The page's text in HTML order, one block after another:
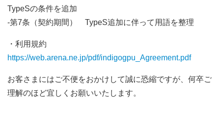
TypeSの条件を追加
-第7条（契約期間） TypeS追加に伴って用語を整理
・利用規約
https://web.arena.ne.jp/pdf/indigogpu_Agreement.pdf
お客さまにはご不便をおかけして誠に恐縮ですが、何卒ご
理解のほど宜しくお願いいたします。